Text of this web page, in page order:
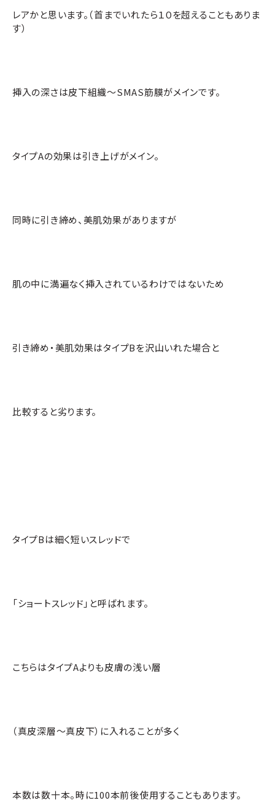
レアかと思います。（首までいれたら１０を超えることもありま
す）
挿入の深さは皮下組織～SMAS筋膜がメインです。
タイプAの効果は引き上げがメイン。
同時に引き締め、美肌効果がありますが
肌の中に満遍なく挿入されているわけではないため
引き締め・美肌効果はタイプBを沢山いれた場合と
比較すると劣ります。
タイプBは細く短いスレッドで
「ショートスレッド」と呼ばれます。
こちらはタイプAよりも皮膚の浅い層
（真皮深層～真皮下）に入れることが多く
本数は数十本。時に100本前後使用することもあります。